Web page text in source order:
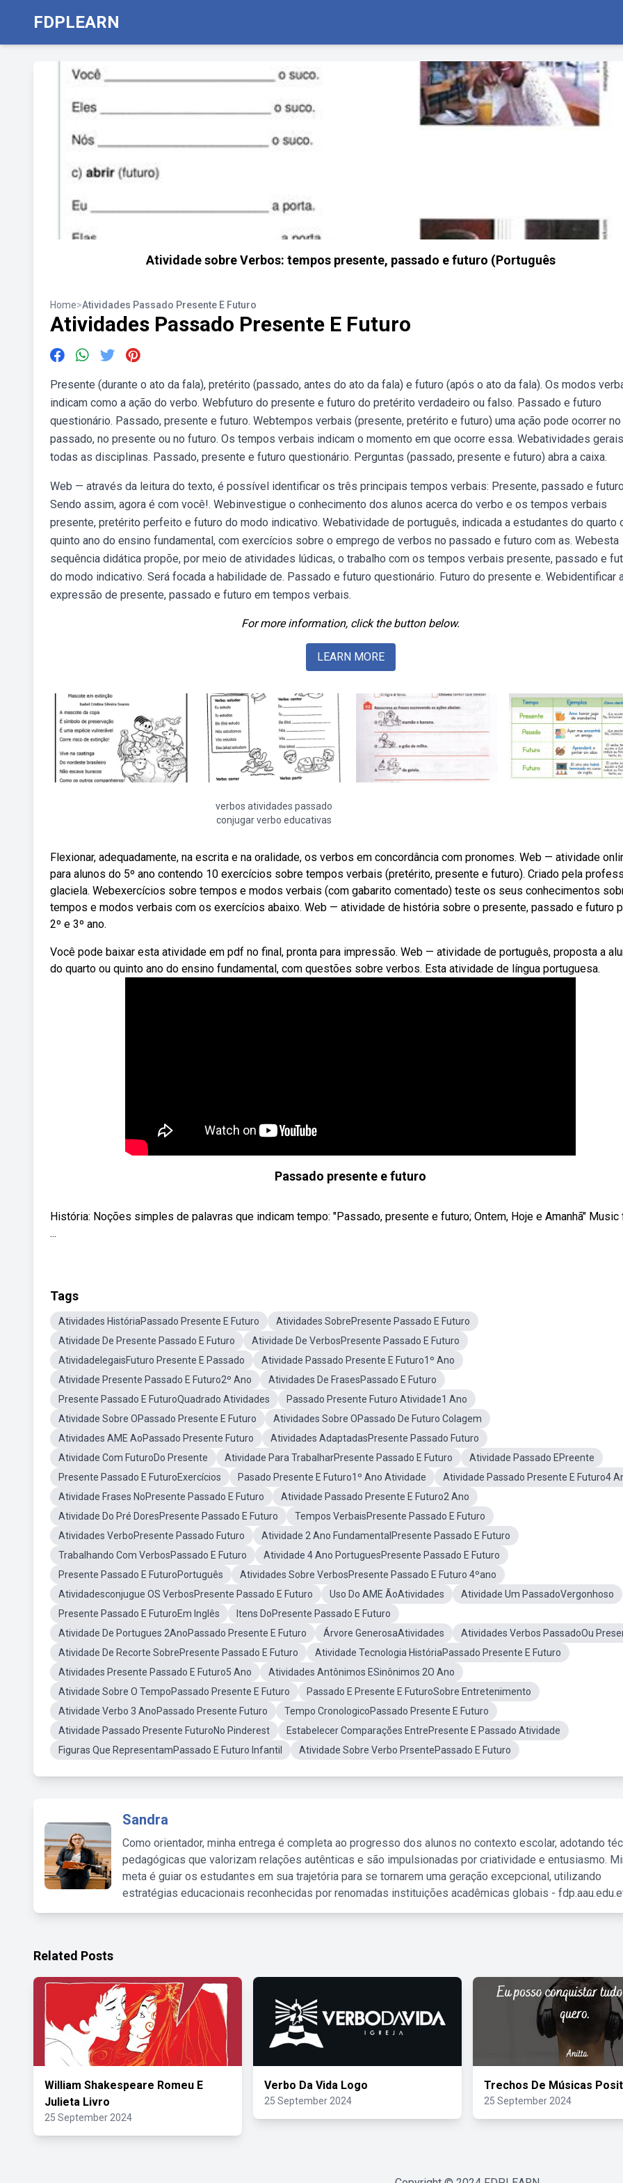
FDPLEARN
Atividade sobre Verbos: tempos presente, passado e futuro (Português
Home>Atividades Passado Presente E Futuro
Atividades Passado Presente E Futuro
Presente (durante o ato da fala), pretérito (passado, antes do ato da fala) e futuro (após o ato da fala). Os modos
indicam como a ação do verbo. Webfuturo do presente e futuro do pretérito verdadeiro ou falso. Passado e futuro
questionário. Passado, presente e futuro. Webtempos verbais (presente, pretérito e futuro) uma ação pode ocorrer no
passado, no presente ou no futuro. Os tempos verbais indicam o momento em que ocorre essa. Webatividades gerais
todas as disciplinas. Passado, presente e futuro questionário. Perguntas (passado, presente e futuro) abra a caixa.
Web — através da leitura do texto, é possível identificar os três principais tempos verbais: Presente, passado e
Sendo assim, agora é com você!. Webinvestigue o conhecimento dos alunos acerca do verbo e os tempos verbais
presente, pretérito perfeito e futuro do modo indicativo. Webatividade de português, indicada a estudantes do quarto
quinto ano do ensino fundamental, com exercícios sobre o emprego de verbos no passado e futuro com as. Webesta
sequência didática propõe, por meio de atividades lúdicas, o trabalho com os tempos verbais presente, passado e
do modo indicativo. Será focada a habilidade de. Passado e futuro questionário. Futuro do presente e. Webidentificar
expressão de presente, passado e futuro em tempos verbais.
For more information, click the button below.
LEARN MORE
verbos atividades passado
conjugar verbo educativas
Flexionar, adequadamente, na escrita e na oralidade, os verbos em concordância com pronomes. Web — atividade
para alunos do 5º ano contendo 10 exercícios sobre tempos verbais (pretérito, presente e futuro). Criado pela
glaciela. Webexercícios sobre tempos e modos verbais (com gabarito comentado) teste os seus conhecimentos
tempos e modos verbais com os exercícios abaixo. Web — atividade de história sobre o presente, passado e futuro
2º e 3º ano.
Você pode baixar esta atividade em pdf no final, pronta para impressão. Web — atividade de português, proposta a
do quarto ou quinto ano do ensino fundamental, com questões sobre verbos. Esta atividade de língua portuguesa.
Passado presente e futuro
História: Noções simples de palavras que indicam tempo: "Passado, presente e futuro; Ontem, Hoje e Amanhã" Music
...
Tags
Atividades HistóriaPassado Presente E Futuro
Atividades SobrePresente Passado E Futuro
Atividade De Presente Passado E Futuro
Atividade De VerbosPresente Passado E Futuro
AtividadelegaisFuturo Presente E Passado
Atividade Passado Presente E Futuro1º Ano
Atividade Presente Passado E Futuro2º Ano
Atividades De FrasesPassado E Futuro
Presente Passado E FuturoQuadrado Atividades
Passado Presente Futuro Atividade1 Ano
Atividade Sobre OPassado Presente E Futuro
Atividades Sobre OPassado De Futuro Colagem
Atividades AME AoPassado Presente Futuro
Atividades AdaptadasPresente Passado Futuro
Atividade Com FuturoDo Presente
Atividade Para TrabalharPresente Passado E Futuro
Atividade Passado EPreente
Presente Passado E FuturoExercícios
Pasado Presente E Futuro1º Ano Atividade
Atividade Passado Presente E Futuro4
Atividade Frases NoPresente Passado E Futuro
Atividade Passado Presente E Futuro2 Ano
Atividade Do Pré DoresPresente Passado E Futuro
Tempos VerbaisPresente Passado E Futuro
Atividades VerboPresente Passado Futuro
Atividade 2 Ano FundamentalPresente Passado E Futuro
Trabalhando Com VerbosPassado E Futuro
Atividade 4 Ano PortuguesPresente Passado E Futuro
Presente Passado E FuturoPortuguês
Atividades Sobre VerbosPresente Passado E Futuro 4ºano
Atividadesconjugue OS VerbosPresente Passado E Futuro
Uso Do AME ÃoAtividades
Atividade Um PassadoVergonhoso
Presente Passado E FuturoEm Inglês
Itens DoPresente Passado E Futuro
Atividade De Portugues 2AnoPassado Presente E Futuro
Árvore GenerosaAtividades
Atividades Verbos PassadoOu
Atividade De Recorte SobrePresente Passado E Futuro
Atividade Tecnologia HistóriaPassado Presente E Futuro
Atividades Presente Passado E Futuro5 Ano
Atividades Antônimos ESinônimos 2O Ano
Atividade Sobre O TempoPassado Presente E Futuro
Passado E Presente E FuturoSobre Entretenimento
Atividade Verbo 3 AnoPassado Presente Futuro
Tempo CronologicoPassado Presente E Futuro
Atividade Passado Presente FuturoNo Pinderest
Estabelecer Comparações EntrePresente E Passado Atividade
Figuras Que RepresentamPassado E Futuro Infantil
Atividade Sobre Verbo PrsentePassado E Futuro
Sandra
Como orientador, minha entrega é completa ao progresso dos alunos no contexto escolar, adotando
pedagógicas que valorizam relações autênticas e são impulsionadas por criatividade e entusiasmo.
meta é guiar os estudantes em sua trajetória para se tornarem uma geração excepcional, utilizando
estratégias educacionais reconhecidas por renomadas instituições acadêmicas globais -
Related Posts
William Shakespeare Romeu E
Julieta Livro
25 September 2024
Verbo Da Vida Logo
25 September 2024
Trechos De Músicas
25 September 2024